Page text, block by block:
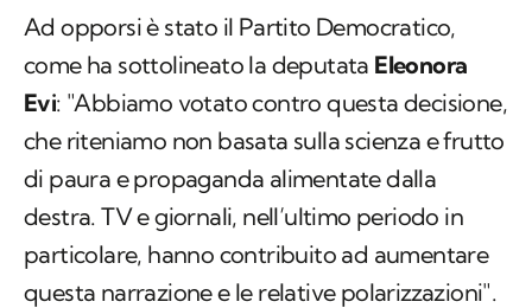
Ad opporsi è stato il Partito Democratico,
come ha sottolineato la deputata Eleonora
Evi: "Abbiamo votato contro questa decisione,
che riteniamo non basata sulla scienza e frutto
di paura e propaganda alimentate dalla
destra. TV e giornali, nell’ultimo periodo in
particolare, hanno contribuito ad aumentare
questa narrazione e le relative polarizzazioni".